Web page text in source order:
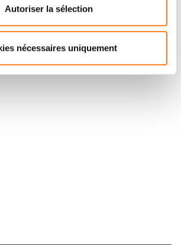
Autoriser la sélection
nécessaires uniquement
Curie